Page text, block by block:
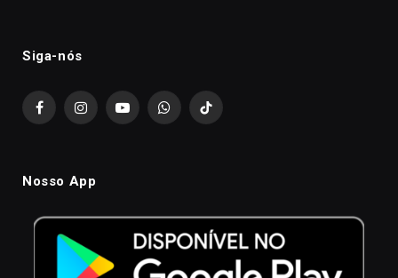
Siga-nós
FacebookInstagramYouTubeWhatsAppTikTok
Nosso App